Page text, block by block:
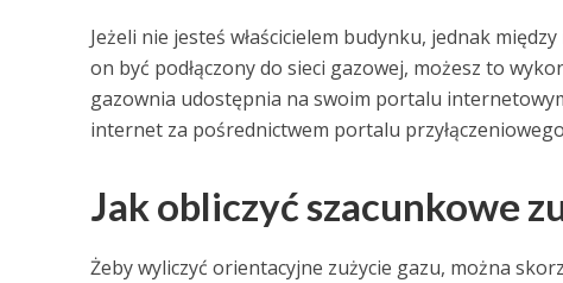
Jeżeli nie jesteś właścicielem budynku, jednak
on być podłączony do sieci gazowej, możesz to
gazownia udostępnia na swoim portalu
internet za pośrednictwem portalu
Jak obliczyć szacunkowe
Żeby wyliczyć orientacyjne zużycie gazu, można